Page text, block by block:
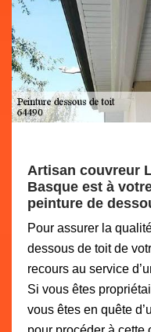
Artisan couvreur
Basque est à
peinture de
Pour assurer la
dessous de toit de
recours au service
Si vous êtes
vous êtes en quête